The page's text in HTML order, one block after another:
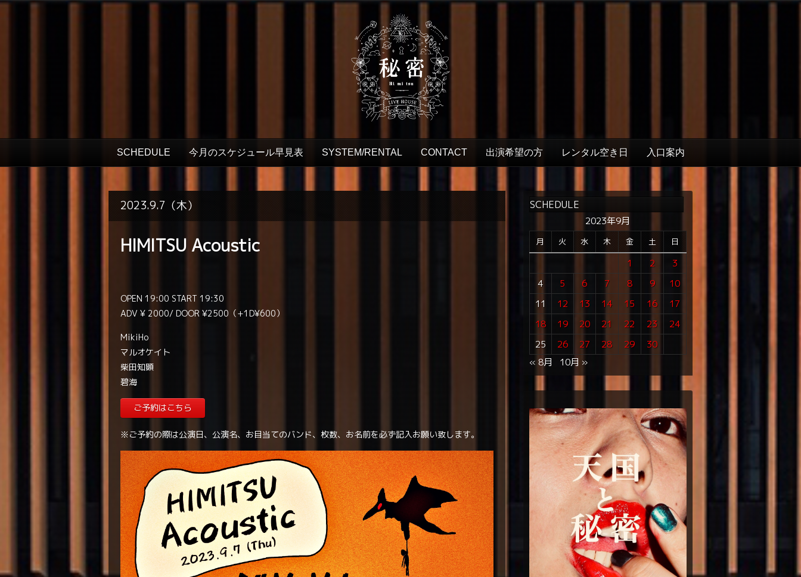
SCHEDULE 今月のスケジュール早見表 SYSTEM/RENTAL CONTACT 出演希望の方 レンタル空き日 入口案内
2023.9.7（木）
HIMITSU Acoustic
OPEN 19:00 START 19:30
ADV ¥ 2000/ DOOR ¥2500（+1D¥600）
MikiHo
マルオケイト
柴田知顕
碧海
ご予約はこちら
※ご予約の際は公演日、公演名、お目当てのバンド、枚数、お名前を必ず記入お願い致します。
SCHEDULE
2023年9月
月 火 水 木 金 土 日
1 2
3
4
5 6 7 8 9
10
11
12 13 14 15 16
17
18
19 20 21 22 23
24
25
26 27 28 29
30
« 8月
10月 »